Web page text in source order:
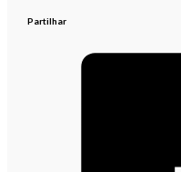
Partilhar